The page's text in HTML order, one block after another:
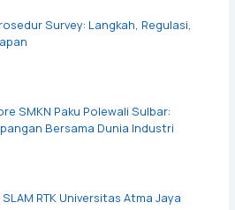
Survey: Langkah, Regulasi,
SMKN Paku Polewali Sulbar:
Bersama Dunia Industri
RTK Universitas Atma Jaya